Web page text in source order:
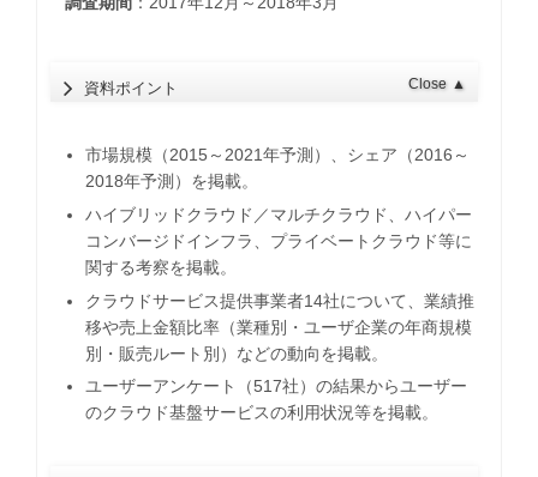
資料ポイント Close ▲
市場規模（2015～2021年予測）、シェア（2016～
2018年予測）を掲載。
ハイブリッドクラウド／マルチクラウド、ハイパー
コンバージドインフラ、プライベートクラウド等に
関する考察を掲載。
クラウドサービス提供事業者14社について、業績推
移や売上金額比率（業種別・ユーザ企業の年商規模
別・販売ルート別）などの動向を掲載。
ユーザーアンケート（517社）の結果からユーザー
のクラウド基盤サービスの利用状況等を掲載。